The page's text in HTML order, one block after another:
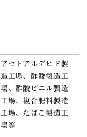
アセトアルデヒド製
造工場、酢酸製造工
場、酢酸ビニル製造
工場、複合肥料製造
工場、たばこ製造工
場等